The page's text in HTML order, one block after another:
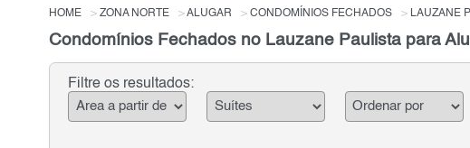
HOME ZONA NORTE ALUGAR CONDOMÍNIOS FECHADOS LAUZANE
Condomínios Fechados no Lauzane Paulista para
Filtre os resultados: